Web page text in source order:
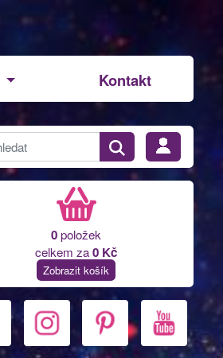
Kontakt
0položek
celkem za0 Kč
Zobrazit košík